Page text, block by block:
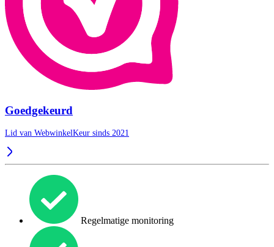
Goedgekeurd
Lid van WebwinkelKeur sinds 2021
Regelmatige monitoring